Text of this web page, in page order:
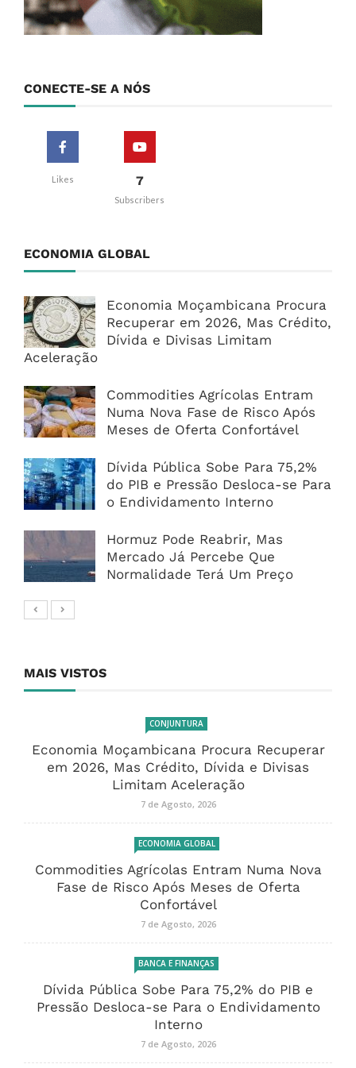
CONECTE-SE A NÓS
Likes 7
Subscribers
ECONOMIA GLOBAL
Economia Moçambicana Procura
Recuperar em 2026, Mas Crédito,
Dívida e Divisas Limitam
Aceleração
Commodities Agrícolas Entram
Numa Nova Fase de Risco Após
Meses de Oferta Confortável
Dívida Pública Sobe Para 75,2%
do PIB e Pressão Desloca-se Para
o Endividamento Interno
Hormuz Pode Reabrir, Mas
Mercado Já Percebe Que
Normalidade Terá Um Preço
MAIS VISTOS
CONJUNTURA
Economia Moçambicana Procura Recuperar
em 2026, Mas Crédito, Dívida e Divisas
Limitam Aceleração
7 de Agosto, 2026
ECONOMIA GLOBAL
Commodities Agrícolas Entram Numa Nova
Fase de Risco Após Meses de Oferta
Confortável
7 de Agosto, 2026
BANCA E FINANÇAS
Dívida Pública Sobe Para 75,2% do PIB e
Pressão Desloca-se Para o Endividamento
Interno
7 de Agosto, 2026